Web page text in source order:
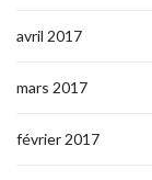
avril 2017
mars 2017
février 2017